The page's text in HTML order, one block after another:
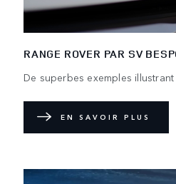
RANGE ROVER PAR SV
De superbes exemples
EN SAVOIR PLUS